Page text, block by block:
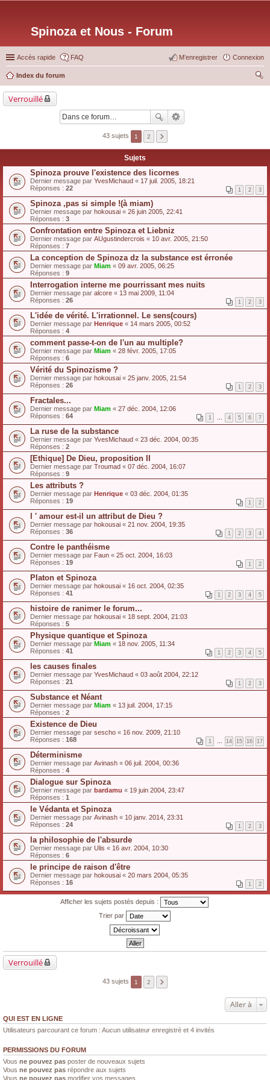
Spinoza et Nous - Forum
Accès rapide FAQ Connexion
M’enregistrer
Index du forum
Verrouillé
43 sujets 1 2
Sujets
Spinoza prouve l'existence des licornes
Dernier message par YvesMichaud « 17 juil. 2005, 18:21
Réponses : 22 1 2 3
Spinoza ,pas si simple !(à miam)
Dernier message par hokousai « 26 juin 2005, 22:41
Réponses : 3
Confrontation entre Spinoza et Liebniz
Dernier message par AUgustindercrois « 10 avr. 2005, 21:50
Réponses : 7
La conception de Spinoza dz la substance est érronée
Dernier message par Miam « 09 avr. 2005, 06:25
Réponses : 9
Interrogation interne me pourrissant mes nuits
Dernier message par alcore « 13 mai 2009, 11:04
Réponses : 26 1 2 3
L'idée de vérité. L'irrationnel. Le sens(cours)
Dernier message par Henrique « 14 mars 2005, 00:52
Réponses : 4
comment passe-t-on de l'un au multiple?
Dernier message par Miam « 28 févr. 2005, 17:05
Réponses : 6
Vérité du Spinozisme ?
Dernier message par hokousai « 25 janv. 2005, 21:54
Réponses : 26 1 2 3
Fractales...
Dernier message par Miam « 27 déc. 2004, 12:06
Réponses : 64 1 … 4 5 6 7
La ruse de la substance
Dernier message par YvesMichaud « 23 déc. 2004, 00:35
Réponses : 2
[Ethique] De Dieu, proposition II
Dernier message par Troumad « 07 déc. 2004, 16:07
Réponses : 9
Les attributs ?
Dernier message par Henrique « 03 déc. 2004, 01:35
Réponses : 19 1 2
l ' amour est-il un attribut de Dieu ?
Dernier message par hokousai « 21 nov. 2004, 19:35
Réponses : 36 1 2 3 4
Contre le panthéisme
Dernier message par Faun « 25 oct. 2004, 16:03
Réponses : 19 1 2
Platon et Spinoza
Dernier message par hokousai « 16 oct. 2004, 02:35
Réponses : 41 1 2 3 4 5
histoire de ranimer le forum...
Dernier message par hokousai « 18 sept. 2004, 21:03
Réponses : 5
Physique quantique et Spinoza
Dernier message par Miam « 18 nov. 2005, 11:34
Réponses : 41 1 2 3 4 5
les causes finales
Dernier message par YvesMichaud « 03 août 2004, 22:12
Réponses : 21 1 2 3
Substance et Néant
Dernier message par Miam « 13 juil. 2004, 17:15
Réponses : 2
Existence de Dieu
Dernier message par sescho « 16 nov. 2009, 21:10
Réponses : 168 1 … 14 15 16 17
Déterminisme
Dernier message par Avinash « 06 juil. 2004, 00:36
Réponses : 4
Dialogue sur Spinoza
Dernier message par bardamu « 19 juin 2004, 23:47
Réponses : 1
le Védanta et Spinoza
Dernier message par Avinash « 10 janv. 2014, 23:31
Réponses : 24 1 2 3
la philosophie de l'absurde
Dernier message par Ulis « 16 avr. 2004, 10:30
Réponses : 6
le principe de raison d'être
Dernier message par hokousai « 20 mars 2004, 05:35
Réponses : 16 1 2
Afficher les sujets postés depuis :
Trier par
Verrouillé
43 sujets 1 2
Aller à
QUI EST EN LIGNE
Utilisateurs parcourant ce forum : Aucun utilisateur enregistré et 4 invités
PERMISSIONS DU FORUM
Vous ne pouvez pas poster de nouveaux sujets
Vous ne pouvez pas répondre aux sujets
Vous ne pouvez pas modifier vos messages